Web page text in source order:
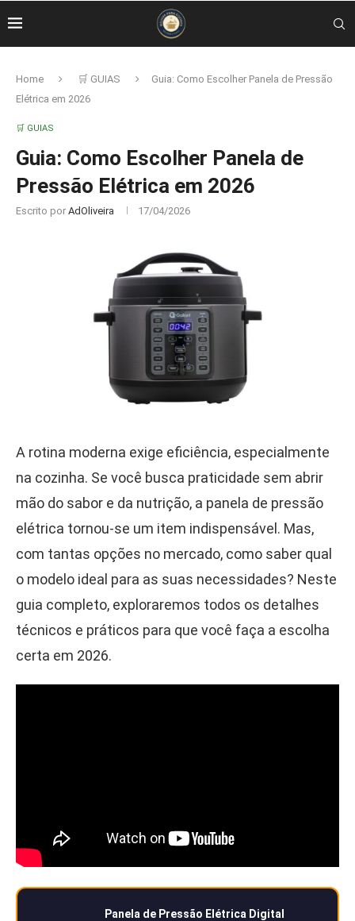
Home 🛒 GUIAS
Guia: Como Escolher Panela de Pressão
Elétrica em 2026
🛒 GUIAS
Guia: Como Escolher Panela de
Pressão Elétrica em 2026
Escrito por AdOliveira 17/04/2026
A rotina moderna exige eficiência, especialmente
na cozinha. Se você busca praticidade sem abrir
mão do sabor e da nutrição, a panela de pressão
elétrica tornou-se um item indispensável. Mas,
com tantas opções no mercado, como saber qual
o modelo ideal para as suas necessidades? Neste
guia completo, exploraremos todos os detalhes
técnicos e práticos para que você faça a escolha
certa em 2026.
Panela de Pressão Elétrica Digital